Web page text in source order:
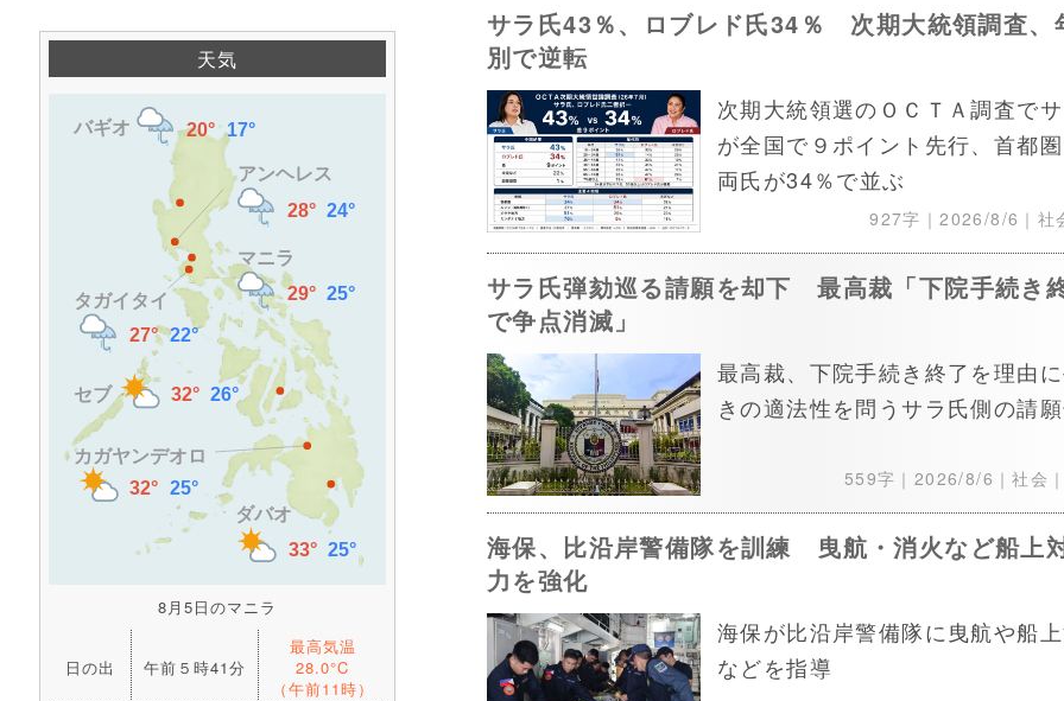
天気
8月5日のマニラ
日の出 午前５時41分
最高気温
28.0°C
（午前11時）
サラ氏43％、ロブレド氏34％ 次期大統領調査、
別で逆転
次期大統領選のＯＣＴＡ調査で
が全国で９ポイント先行、首都
両氏が34％で並ぶ
927字｜2026/8/6 ｜社
サラ氏弾劾巡る請願を却下 最高裁「下院手続き
で争点消滅」
最高裁、下院手続き終了を理由
きの適法性を問うサラ氏側の請
559字｜ 2026/8/6 ｜社会｜
海保、比沿岸警備隊を訓練 曳航・消火など船上
力を強化
海保が比沿岸警備隊に曳航や船上
などを指導